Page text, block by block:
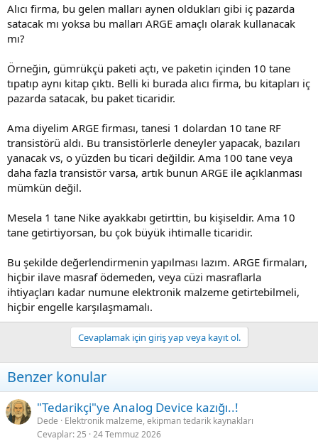
Alıcı firma, bu gelen malları aynen oldukları gibi iç pazarda
satacak mı yoksa bu malları ARGE amaçlı olarak kullanacak
mı?
Örneğin, gümrükçü paketi açtı, ve paketin içinden 10 tane
tıpatıp aynı kitap çıktı. Belli ki burada alıcı firma, bu kitapları iç
pazarda satacak, bu paket ticaridir.
Ama diyelim ARGE firması, tanesi 1 dolardan 10 tane RF
transistörü aldı. Bu transistörlerle deneyler yapacak, bazıları
yanacak vs, o yüzden bu ticari değildir. Ama 100 tane veya
daha fazla transistör varsa, artık bunun ARGE ile açıklanması
mümkün değil.
Mesela 1 tane Nike ayakkabı getirttin, bu kişiseldir. Ama 10
tane getirtiyorsan, bu çok büyük ihtimalle ticaridir.
Bu şekilde değerlendirmenin yapılması lazım. ARGE firmaları,
hiçbir ilave masraf ödemeden, veya cüzi masraflarla
ihtiyaçları kadar numune elektronik malzeme getirtebilmeli,
hiçbir engelle karşılaşmamalı.
Cevaplamak için giriş yap veya kayıt ol.
Benzer konular
"Tedarikçi"ye Analog Device kazığı..!
Dede
Elektronik malzeme, ekipman tedarik kaynakları
Cevaplar 25 24 Temmuz 2026